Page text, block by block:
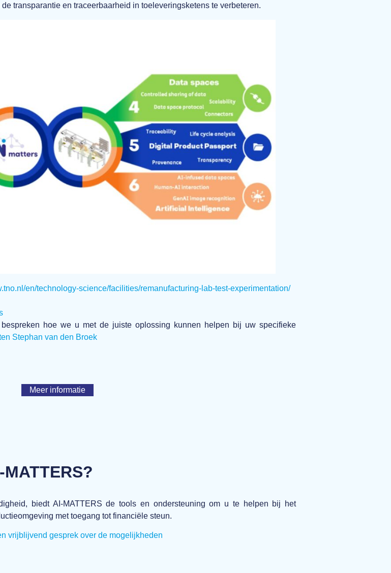
transparantie en traceerbaarheid in toeleveringsketens te verbeteren.
en/technology-science/facilities/remanufacturing-lab-test-experimentation/
hoe we u met de juiste oplossing kunnen helpen bij uw specifieke
Stephan van den Broek
Meer informatie
biedt AI-MATTERS de tools en ondersteuning om u te helpen bij het
met toegang tot financiële steun.
vrijblijvend gesprek over de mogelijkheden